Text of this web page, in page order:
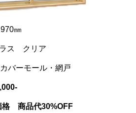
㎜
ラス クリア
バーモール・網戸
格 商品代30%OFF